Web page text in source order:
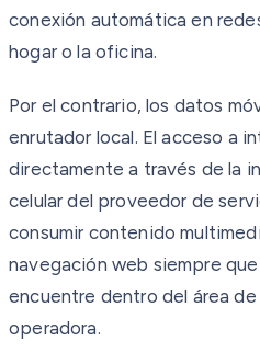
conexión automática en
hogar o la oficina.
Por el contrario, los datos
enrutador local. El acceso a
directamente a través de la
celular del proveedor de
consumir contenido
navegación web siempre
encuentre dentro del área
operadora.